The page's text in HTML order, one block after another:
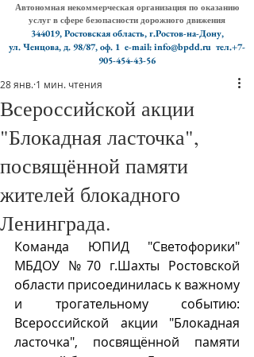
Автономная некоммерческая организация по оказанию
услуг в сфере безопасности дорожного движения
344019, Ростовская область, г.Ростов-на-Дону,
ул. Ченцова, д. 98/87, оф. 1 e-mail: info@bpdd.ru тел.+7-
905-454-43-56
Всероссийской акции
"Блокадная ласточка",
посвящённой памяти
жителей блокадного
Ленинграда.
28 янв. 1 мин. чтения
Команда ЮПИД "Светофорики"
МБДОУ №70 г.Шахты Ростовской
области присоединилась к важному
и трогательному событию:
Всероссийской акции "Блокадная
ласточка", посвящённой памяти